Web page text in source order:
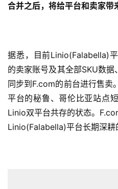
合并之后，将给平台和卖家带
据悉，目前Linio(Falabella)
的卖家账号及其全部SKU数
同步到F.com的前台进行售
平台的秘鲁、哥伦比亚站点
Linio双平台共存的状态。
Linio(Falabella)平台长期深耕